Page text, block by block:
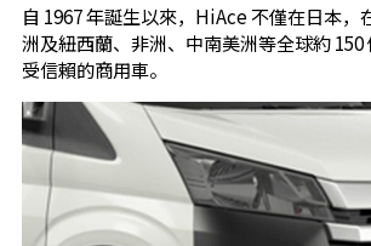
自 1967 年誕生以來，HiAce 不僅在日本，
洲及紐西蘭、非洲、中南美洲等全球約 150
受信賴的商用車。